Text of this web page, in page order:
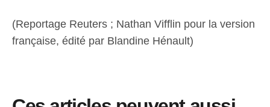
(Reportage Reuters ; Nathan Vifflin pour la version
française, édité par Blandine Hénault)